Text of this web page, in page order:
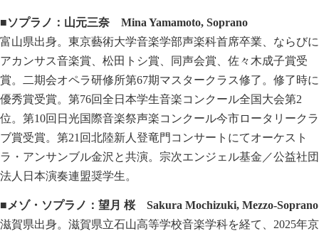
■ソプラノ：山元三奈 Mina Yamamoto, Soprano
富山県出身。東京藝術大学音楽学部声楽科首席卒業、ならびに
アカンサス音楽賞、松田トシ賞、同声会賞、佐々木成子賞受
賞。二期会オペラ研修所第67期マスタークラス修了。修了時に
優秀賞受賞。第76回全日本学生音楽コンクール全国大会第2
位。第10回日光国際音楽祭声楽コンクール今市ロータリークラ
ブ賞受賞。第21回北陸新人登竜門コンサートにてオーケスト
ラ・アンサンブル金沢と共演。宗次エンジェル基金／公益社団
法人日本演奏連盟奨学生。
■メゾ・ソプラノ：望月 桜 Sakura Mochizuki, Mezzo-Soprano
滋賀県出身。滋賀県立石山高等学校音楽学科を経て、2025年京